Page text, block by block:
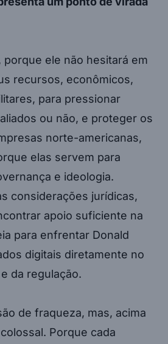
porque ele não hesitará em
recursos, econômicos,
para pressionar
ou não, e proteger os
norte-americanas,
elas servem para
e ideologia.
considerações jurídicas,
apoio suficiente na
para enfrentar Donald
digitais diretamente no
da regulação.
de fraqueza, mas, acima
Porque cada